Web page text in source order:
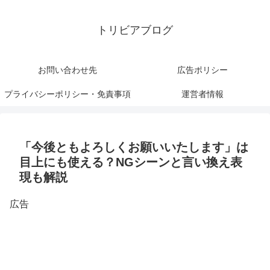
トリビアブログ
お問い合わせ先 広告ポリシー
プライバシーポリシー・免責事項 運営者情報
「今後ともよろしくお願いいたします」は
目上にも使える？NGシーンと言い換え表
現も解説
広告